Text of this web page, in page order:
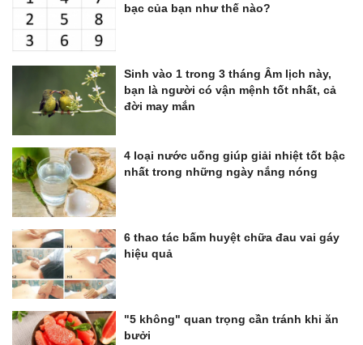
bạc của bạn như thế nào?
Sinh vào 1 trong 3 tháng Âm lịch này,
bạn là người có vận mệnh tốt nhất, cả
đời may mắn
4 loại nước uống giúp giải nhiệt tốt bậc
nhất trong những ngày nắng nóng
6 thao tác bấm huyệt chữa đau vai gáy
hiệu quả
"5 không" quan trọng cần tránh khi ăn
bưởi